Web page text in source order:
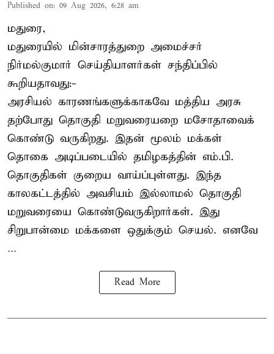
Published on: 09 Aug 2026, 6:28 am
மதுரை,
மதுரையில் மின்சாரத்துறை அமைச்சர்
நிர்மல்குமார் செய்தியாளர்கள் சந்திப்பில்
கூறியதாவது:-
அரசியல் காரணங்களுக்காகவே மத்திய அரசு
தற்போது தொகுதி மறுவரையறை மசோதாவைக்
கொண்டு வருகிறது. இதன் மூலம் மக்கள்
தொகை அடிப்படையில் தமிழகத்தின் எம்.பி.
தொகுதிகள் குறைய வாய்ப்புள்ளது. இந்த
காலகட்டத்தில் அவசியம் இல்லாமல் தொகுதி
மறுவரையை கொண்டுவருகிறார்கள். இது
சிறுபான்மை மக்களை ஒதுக்கும் செயல். எனவே
...
Read More